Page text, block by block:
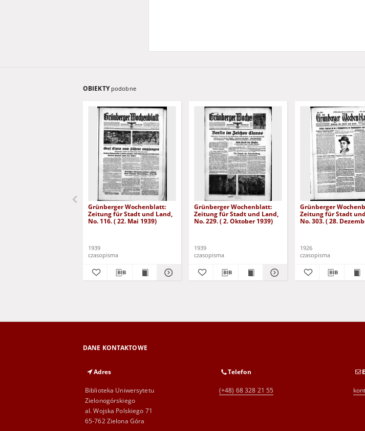
OBIEKTY podobne
Grünberger Wochenblatt:
Zeitung für Stadt und Land,
No. 116. ( 22. Mai 1939)
1939
czasopisma
Grünberger Wochenblatt:
Zeitung für Stadt und Land,
No. 229. ( 2. Oktober 1939)
1939
czasopisma
Grünberger
Zeitung für Stadt
No. 303. ( 28.
1926
czasopisma
DANE KONTAKTOWE
Adres
Biblioteka Uniwersytetu
Zielonogórskiego
al. Wojska Polskiego 71
65-762 Zielona Góra
Telefon
(+48) 68 328 21 55